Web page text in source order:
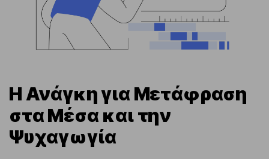
Η Ανάγκη για Μετάφραση
στα Μέσα και την
Ψυχαγωγία